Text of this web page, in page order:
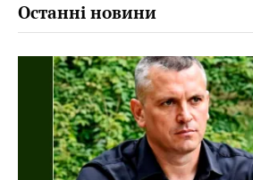
Останні новини